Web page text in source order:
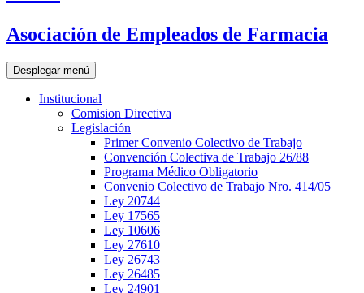
Asociación de Empleados de Farmacia
Desplegar menú
Institucional
Comision Directiva
Legislación
Primer Convenio Colectivo de Trabajo
Convención Colectiva de Trabajo 26/88
Programa Médico Obligatorio
Convenio Colectivo de Trabajo Nro. 414/05
Ley 20744
Ley 17565
Ley 10606
Ley 27610
Ley 26743
Ley 26485
Ley 24901